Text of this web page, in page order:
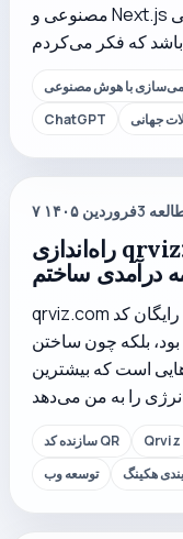
مصنوعی و Next.js باعث شد راه‌اندازی پروژه در ۴ زبان خیلی
با هوش مصنوعی
ChatGPT
جهانی
۷ فروردین ۱۴۰۵3
راه‌اندازی qrviz: چرا یک سازنده رایگان کد QR
درآمدی ساختم
qrviz.com را به‌عنوان یک سازنده رایگان کد QR راه‌اندازی
بلکه چون ساختن
است که بیشترین
سازنده کد QR Qrviz
توسعه وب
هکینگ